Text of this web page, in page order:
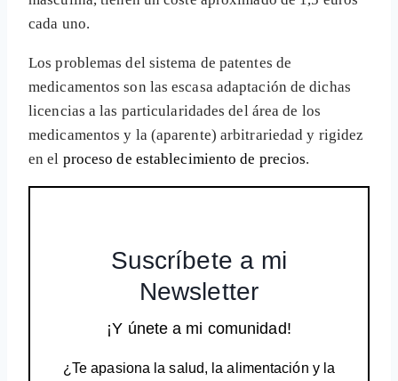
cada uno.
Los problemas del sistema de patentes de
medicamentos son las escasa adaptación de dichas
licencias a las particularidades del área de los
medicamentos y la (aparente) arbitrariedad y rigidez
en el proceso de establecimiento de precios.
Suscríbete a mi
Newsletter
¡Y únete a mi comunidad!
¿Te apasiona la salud, la alimentación y la